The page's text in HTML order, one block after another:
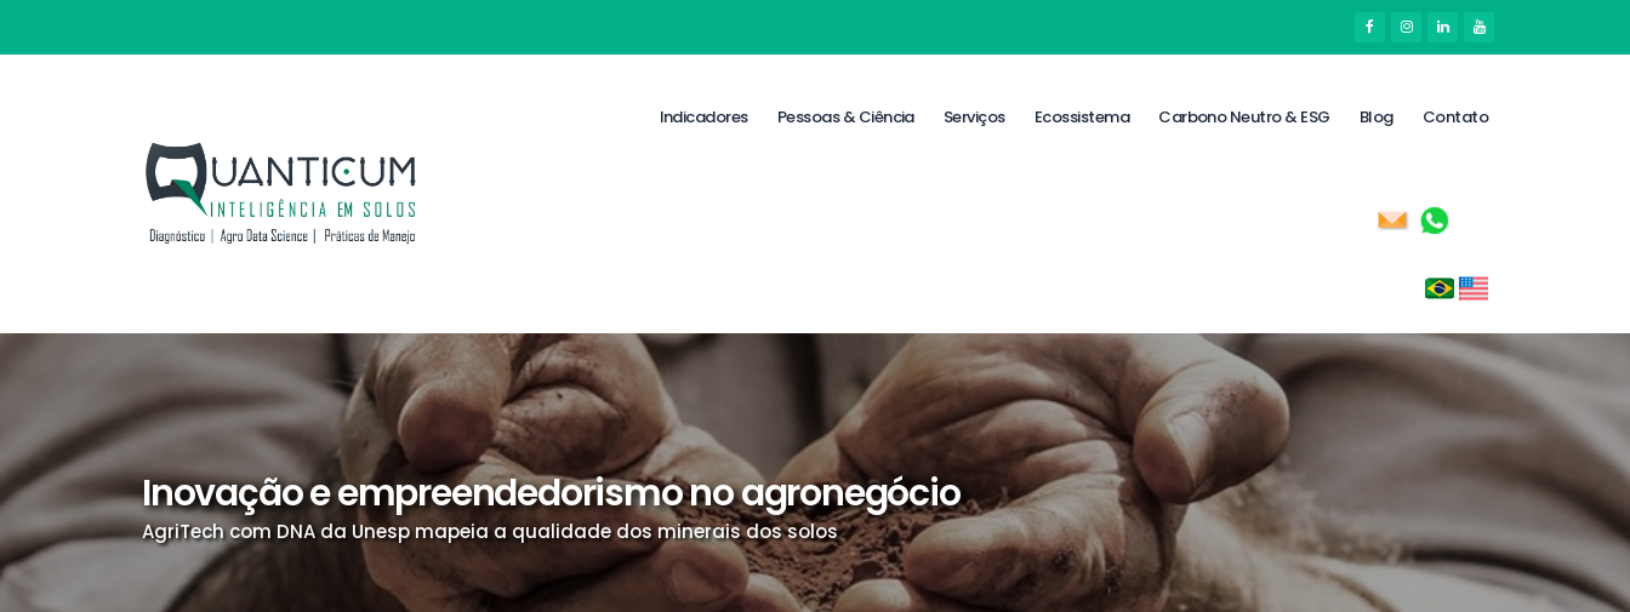
Indicadores Pessoas & Ciência Serviços Ecossistema Carbono Neutro & ESG Blog Contato
Inovação e empreendedorismo no agronegócio
AgriTech com DNA da Unesp mapeia a qualidade dos minerais dos solos